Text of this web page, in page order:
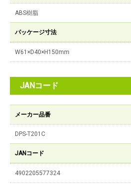
ABS樹脂
パッケージ寸法
W61×D40×H150mm
JANコード
メーカー品番
DPS-T201C
JANコード
4902205577324